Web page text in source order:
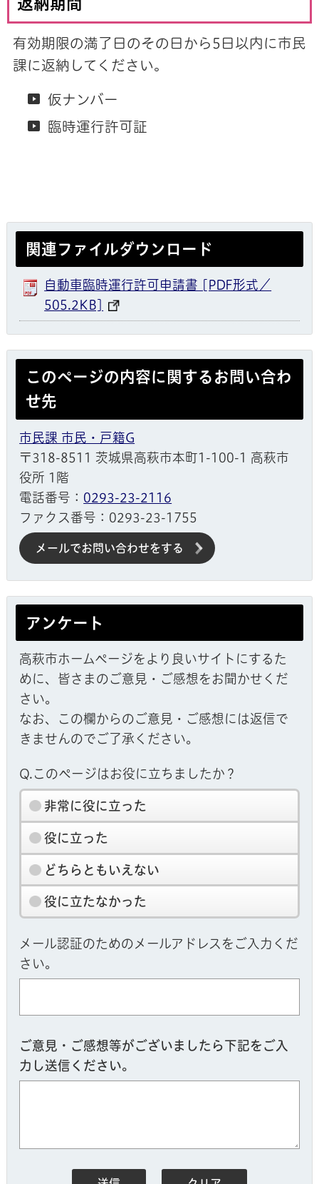
有効期限の満了日のその日から5日以内に市民
課に返納してください。
仮ナンバー
臨時運行許可証
関連ファイルダウンロード
自動車臨時運行許可申請書 [PDF形式／
505.2KB]
このページの内容に関するお問い合わ
せ先
市民課 市民・戸籍G
〒318-8511 茨城県高萩市本町1-100-1 高萩市
役所 1階
電話番号： 0293-23-2116
ファクス番号：0293-23-1755
メールでお問い合わせをする
アンケート
高萩市ホームページをより良いサイトにするた
めに、皆さまのご意見・ご感想をお聞かせくだ
さい。
なお、この欄からのご意見・ご感想には返信で
きませんのでご了承ください。
Q.このページはお役に立ちましたか？
非常に役に立った
役に立った
どちらともいえない
役に立たなかった
メール認証のためのメールアドレスをご入力くだ
さい。
ご意見・ご感想等がございましたら下記をご入
力し送信ください。